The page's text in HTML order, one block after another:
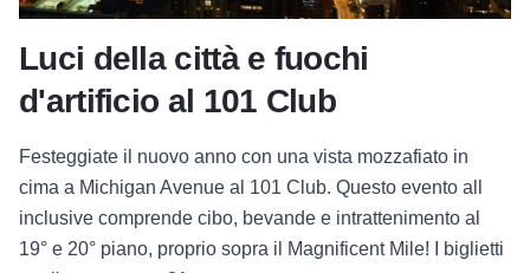
Luci della città e fuochi
d'artificio al 101 Club
Festeggiate il nuovo anno con una vista mozzafiato in
cima a Michigan Avenue al 101 Club. Questo evento all
inclusive comprende cibo, bevande e intrattenimento al
19° e 20° piano, proprio sopra il Magnificent Mile! I biglietti